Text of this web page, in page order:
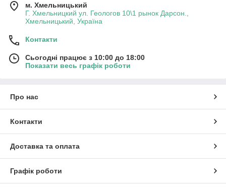
м. Хмельницький
Г. Хмельницкий ул. Геологов 10\1 рынок Дарсон.,
Хмельницький, Україна
Контакти
Сьогодні працює з 10:00 до 18:00
Показати весь графік роботи
Про нас
Контакти
Доставка та оплата
Графік роботи